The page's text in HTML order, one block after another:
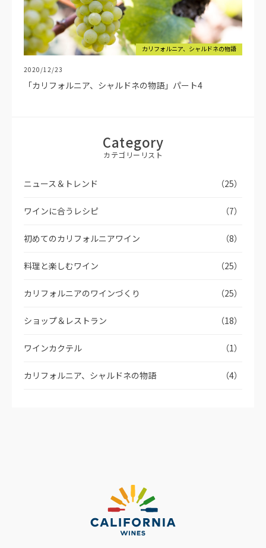
カリフォルニア、シャルドネの物語
「カリフォルニア、シャルドネの物語」パート4
2020/12/23
Category
カテゴリーリスト
ニュース＆トレンド （25）
ワインに合うレシピ （7）
初めてのカリフォルニアワイン （8）
料理と楽しむワイン （25）
カリフォルニアのワインづくり （25）
ショップ＆レストラン （18）
ワインカクテル （1）
カリフォルニア、シャルドネの物語 （4）